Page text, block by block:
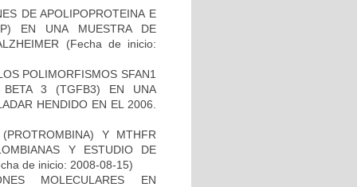
DE APOLIPOPROTEINA E
EN UNA MUESTRA DE
(Fecha de inicio:
POLIMORFISMOS SFAN1
BETA 3 (TGFB3) EN UNA
HENDIDO EN EL 2006.
Y MTHFR
Y ESTUDIO DE
de inicio: 2008-08-15)
MOLECULARES EN